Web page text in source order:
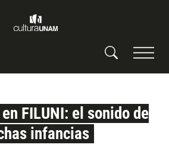
FILUNI: el sonido de
infancias